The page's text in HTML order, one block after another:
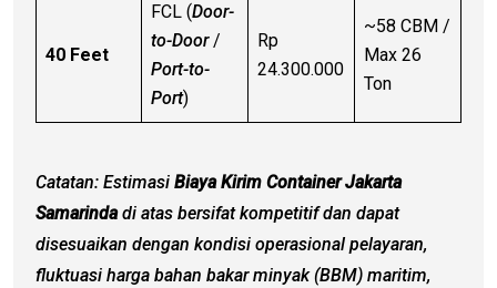
40 Feet
FCL (Door-
to-Door/
Port-to-
Port)
Rp
24.300.000
~58 CBM /
Max 26
Ton
Catatan: Estimasi Biaya Kirim Container Jakarta
Samarindadi atas bersifat kompetitif dan dapat
disesuaikan dengan kondisi operasional pelayaran,
fluktuasi harga bahan bakar minyak (BBM) maritim,